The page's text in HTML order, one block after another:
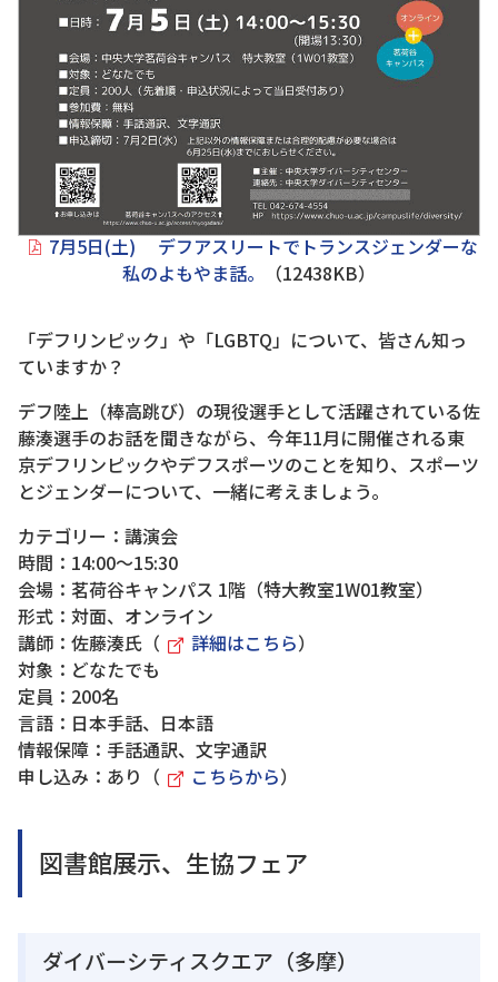
7月5日(土) デフアスリートでトランスジェンダーな
私のよもやま話。
（12438KB）
「デフリンピック」や「LGBTQ」について、皆さん知っ
ていますか？
デフ陸上（棒高跳び）の現役選手として活躍されている佐
藤湊選手のお話を聞きながら、今年11月に開催される東
京デフリンピックやデフスポーツのことを知り、スポーツ
とジェンダーについて、一緒に考えましょう。
カテゴリー：講演会
時間：14:00～15:30
会場：茗荷谷キャンパス 1階（特大教室1W01教室）
形式：対面、オンライン
講師：佐藤湊氏（
詳細はこちら）
対象：どなたでも
定員：200名
言語：日本手話、日本語
情報保障：手話通訳、文字通訳
申し込み：あり（
こちらから）
図書館展示、生協フェア
ダイバーシティスクエア（多摩）